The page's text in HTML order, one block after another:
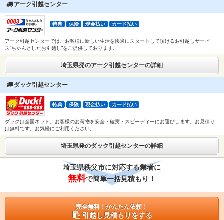
アーク引越センター
特典 保険 現金払い カード払い
アーク引越センターでは、お客様に新しい生活を快適にスタートして頂けるお引越しサービ
ス”ちゃんとしたお引越し”をご提供しております。
埼玉県発のアーク引越センターの詳細
ダック引越センター
特典 保険 現金払い カード払い
ダックは全国ネット。お客様のお荷物を安全・確実・スピーディーにお運びします。お見積り
は無料です。お気軽にご利用ください。
埼玉県発のダック引越センターの詳細
埼玉県秩父市に対応する業者に
無料で簡単一括見積もり！
完全無料！かんたん依頼！
引越し見積もりをする